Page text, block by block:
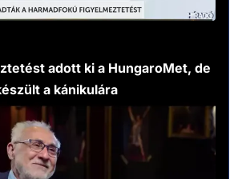
adott ki a HungaroMet, de
a kánikulára